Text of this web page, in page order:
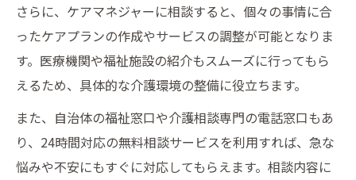
さらに、ケアマネジャーに相談すると、個々の事情に合
ったケアプランの作成やサービスの調整が可能となりま
す。医療機関や福祉施設の紹介もスムーズに行ってもら
えるため、具体的な介護環境の整備に役立ちます。
また、自治体の福祉窓口や介護相談専門の電話窓口もあ
り、24時間対応の無料相談サービスを利用すれば、急な
悩みや不安にもすぐに対応してもらえます。相談内容に